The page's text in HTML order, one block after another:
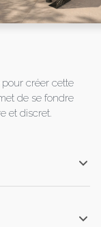
créer cette
de se fondre
et discret.